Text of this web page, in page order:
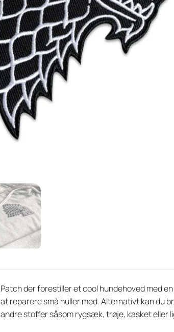
Patch der forestiller et cool hundehoved med
at reparere små huller med. Alternativt kan du
andre stoffer såsom rygsæk, trøje, kasket eller